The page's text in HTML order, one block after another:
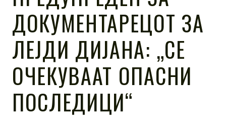
ДОКУМЕНТАРЕЦОТ ЗА
ЛЕЈДИ ДИЈАНА: „СЕ
ОЧЕКУВААТ ОПАСНИ
ПОСЛЕДИЦИ“